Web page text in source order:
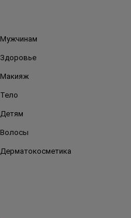
Мужчинам
Здоровье
Макияж
Тело
Детям
Волосы
Дерматокосметика